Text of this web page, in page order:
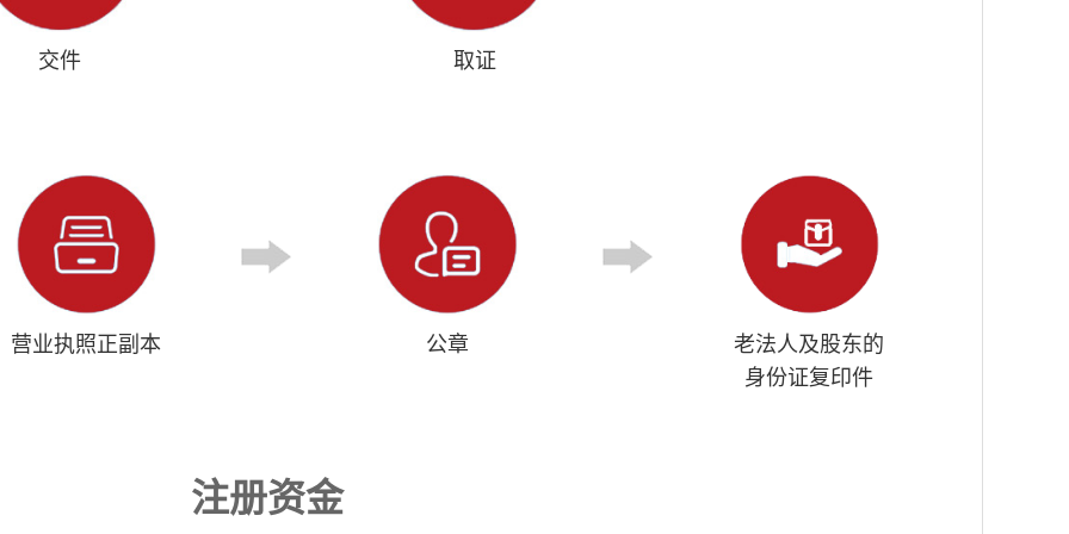
交件 取证
营业执照正副本 公章
老法人及股东的
身份证复印件
注册资金